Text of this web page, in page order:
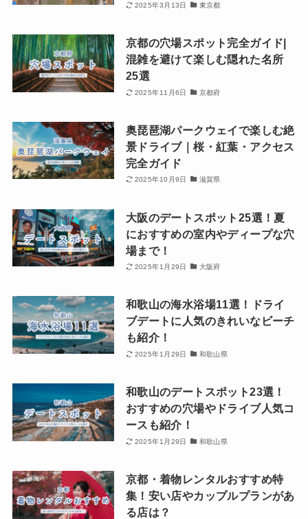
2025年3月13日 東京都
京都の穴場スポット完全ガイド|
混雑を避けて楽しむ隠れた名所
25選
2025年11月6日 京都府
奥琵琶湖パークウェイで楽しむ絶
景ドライブ｜桜・紅葉・アクセス
完全ガイド
2025年10月9日 滋賀県
大阪のデートスポット25選！夏
におすすめの室内やディープな穴
場まで！
2025年1月29日 大阪府
和歌山の海水浴場11選！ドライ
ブデートに人気のきれいなビーチ
も紹介！
2025年1月29日 和歌山県
和歌山のデートスポット23選！
おすすめの穴場やドライブ人気コ
ースも紹介！
2025年1月29日 和歌山県
京都・着物レンタルおすすめ特
集！安い店やカップルプランがあ
る店は？